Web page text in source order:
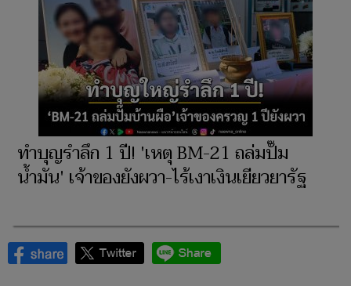
ทำบุญรำลึก 1 ปี! 'เหตุ BM-21 ถล่มปั๊ม
น้ำมัน' เจ้าของยังผวา-ไร้เงาเงินเยียวยารัฐ